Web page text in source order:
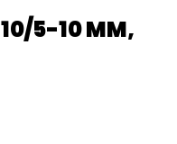
5-10 MM,